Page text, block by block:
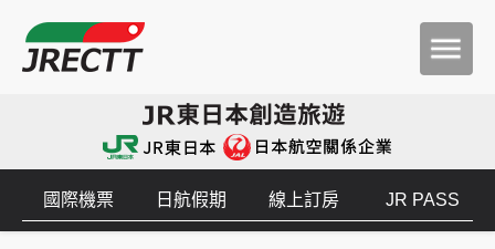
國際機票 日航假期 線上訂房 JR PASS